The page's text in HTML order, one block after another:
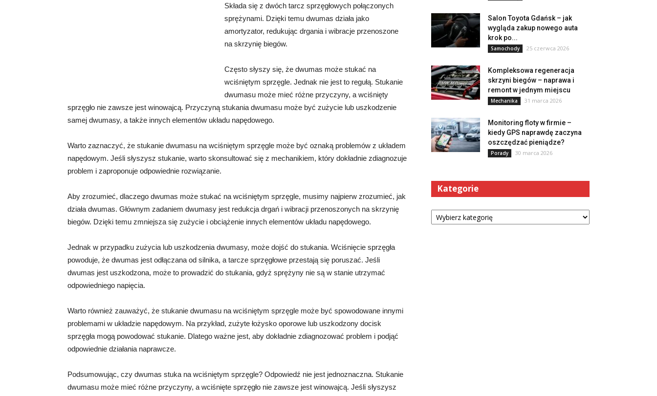
Składa się z dwóch tarcz sprzęgłowych połączonych
sprężynami. Dzięki temu dwumas działa jako
amortyzator, redukując drgania i wibracje przenoszone
na skrzynię biegów.
Często słyszy się, że dwumas może stukać na
wciśniętym sprzęgle. Jednak nie jest to regułą. Stukanie
dwumasu może mieć różne przyczyny, a wciśnięty
sprzęgło nie zawsze jest winowajcą. Przyczyną stukania dwumasu może być zużycie lub uszkodzenie
samej dwumasy, a także innych elementów układu napędowego.
Warto zaznaczyć, że stukanie dwumasu na wciśniętym sprzęgle może być oznaką problemów z układem
napędowym. Jeśli słyszysz stukanie, warto skonsultować się z mechanikiem, który dokładnie zdiagnozuje
problem i zaproponuje odpowiednie rozwiązanie.
Aby zrozumieć, dlaczego dwumas może stukać na wciśniętym sprzęgle, musimy najpierw zrozumieć, jak
działa dwumas. Głównym zadaniem dwumasy jest redukcja drgań i wibracji przenoszonych na skrzynię
biegów. Dzięki temu zmniejsza się zużycie i obciążenie innych elementów układu napędowego.
Jednak w przypadku zużycia lub uszkodzenia dwumasy, może dojść do stukania. Wciśnięcie sprzęgła
powoduje, że dwumas jest odłączana od silnika, a tarcze sprzęgłowe przestają się poruszać. Jeśli
dwumas jest uszkodzona, może to prowadzić do stukania, gdyż sprężyny nie są w stanie utrzymać
odpowiedniego napięcia.
Warto również zauważyć, że stukanie dwumasu na wciśniętym sprzęgle może być spowodowane innymi
problemami w układzie napędowym. Na przykład, zużyte łożysko oporowe lub uszkodzony docisk
sprzęgła mogą powodować stukanie. Dlatego ważne jest, aby dokładnie zdiagnozować problem i podjąć
odpowiednie działania naprawcze.
Podsumowując, czy dwumas stuka na wciśniętym sprzęgle? Odpowiedź nie jest jednoznaczna. Stukanie
dwumasu może mieć różne przyczyny, a wciśnięte sprzęgło nie zawsze jest winowajcą. Jeśli słyszysz
Salon Toyota Gdańsk – jak
wygląda zakup nowego auta
krok po...
Samochody 25 czerwca 2026
Kompleksowa regeneracja
skrzyni biegów – naprawa i
remont w jednym miejscu
Mechanika 31 marca 2026
Monitoring floty w firmie –
kiedy GPS naprawdę zaczyna
oszczędzać pieniądze?
Porady 30 marca 2026
Kategorie
Kategorie